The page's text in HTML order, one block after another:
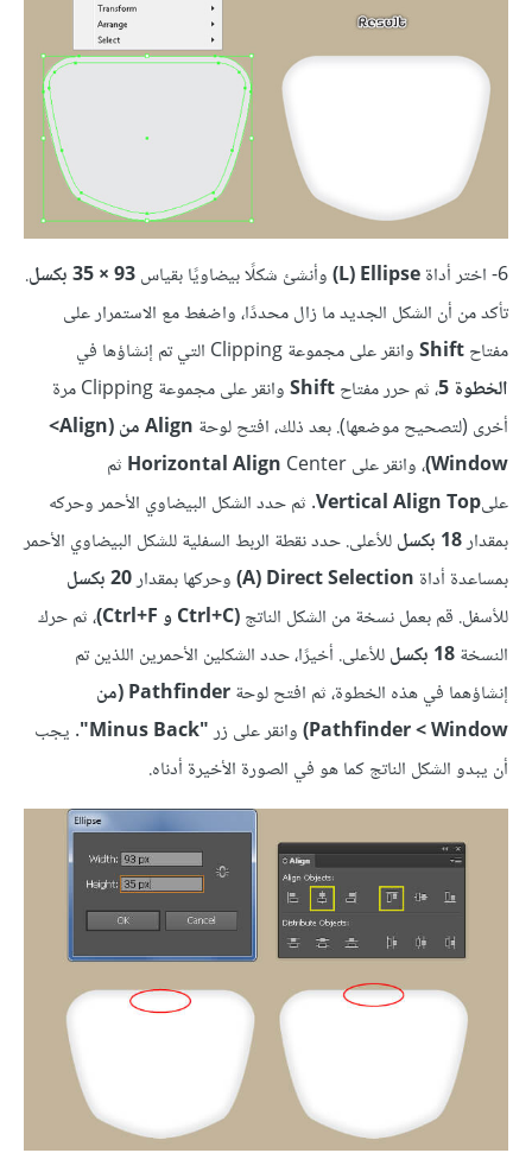
6- اختر أداة Ellipse ‏(L) وأنشئ شكلًا بيضاويًا بقياس93 × 35 بكسل
.
تأكد من أن الشكل الجديد ما زال محددًا، واضغط مع الاستمرار على
مفتاحShiftوانقر على مجموعة Clipping التي تم إنشاؤها في
الخطوة 5 ، ثم حرر مفتاحShift
وانقر على مجموعة Clipping مرة
أخرى (لتصحيح موضعها). بعد ذلك، افتح لوحة
Align من (Align>
، وانقر على Horizontal Align Center ثم
علىVertical Align Top. ثم حدد الشكل البيضاوي الأحمر وحركه
بمقدار18 بكسل
للأعلى. حدد نقطة الربط السفلية للشكل البيضاوي الأحمر
بمساعدة أداة Direct Selection‏ (A) وحركها بمقدار20 بكسل
للأسفل. قم بعمل نسخة من الشكل الناتج(Ctrl+C و Ctrl+F)
، ثم حرك
النسخة18 بكسل
للأعلى. أخيرًا، حدد الشكلين الأحمرين اللذين تم
إنشاؤهما في هذه الخطوة، ثم افتح لوحة
Pathfinder (من
Window >‏ Pathfinder)
وانقر على زر"Minus Back"
. يجب
أن يبدو الشكل الناتج كما هو في الصورة الأخيرة أدناه.